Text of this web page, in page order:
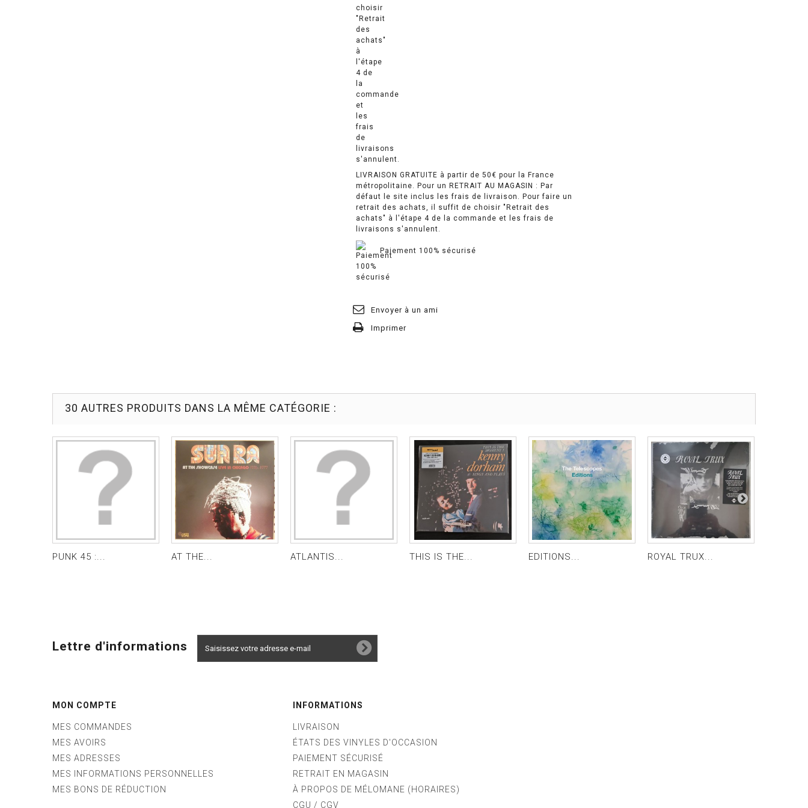
LIVRAISON GRATUITE à partir de 50€ pour la France
métropolitaine. Pour un RETRAIT AU MAGASIN : Par
défaut le site inclus les frais de livraison. Pour faire un
retrait des achats, il suffit de choisir "Retrait des
achats" à l'étape 4 de la commande et les frais de
livraisons s'annulent.
Paiement 100% sécurisé
Envoyer à un ami
Imprimer
30 AUTRES PRODUITS DANS LA MÊME CATÉGORIE :
PUNK 45 :... AT THE... ATLANTIS... THIS IS THE... EDITIONS... ROYAL TRUX...
Lettre d'informations
MON COMPTE
MES COMMANDES
MES AVOIRS
MES ADRESSES
MES INFORMATIONS PERSONNELLES
MES BONS DE RÉDUCTION
INFORMATIONS
LIVRAISON
ÉTATS DES VINYLES D'OCCASION
PAIEMENT SÉCURISÉ
RETRAIT EN MAGASIN
À PROPOS DE MÉLOMANE (HORAIRES)
CGU / CGV